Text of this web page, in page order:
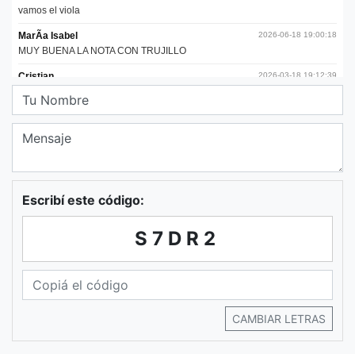
Escribí este código:
S7DR2
CAMBIAR LETRAS